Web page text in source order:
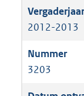
2012-2013
3203